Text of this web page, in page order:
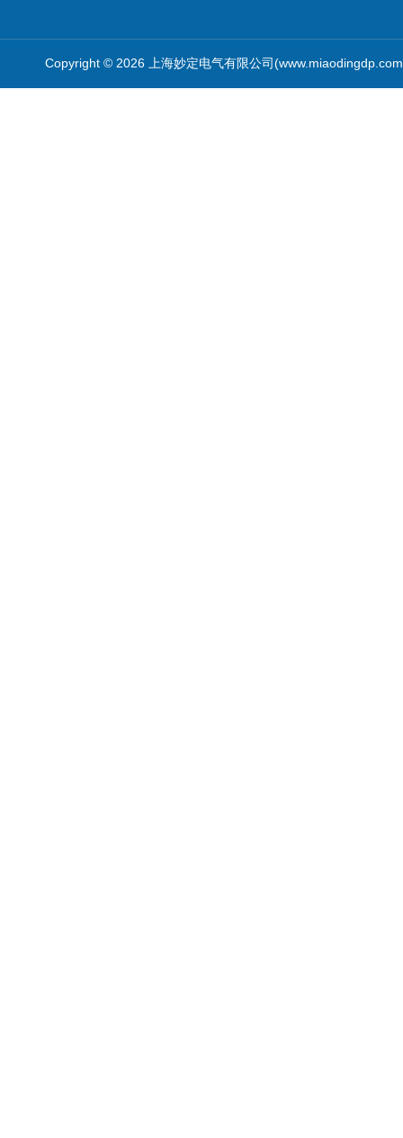
Copyright © 2026 上海妙定电气有限公司